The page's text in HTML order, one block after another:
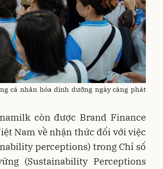
cá nhân hóa dinh dưỡng ngày càng phát
còn được Brand Finance
Nam về nhận thức đối với việc
perceptions) trong Chỉ số
(Sustainability Perceptions